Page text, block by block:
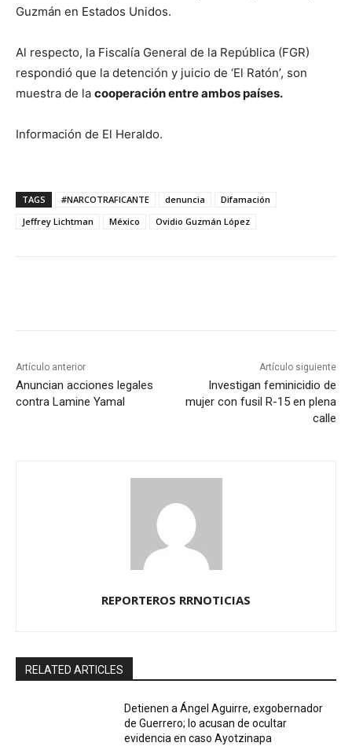
Guzmán en Estados Unidos.
Al respecto, la Fiscalía General de la República (FGR)
respondió que la detención y juicio de ‘El Ratón’, son
muestra de la cooperación entre ambos países.
Información de El Heraldo.
TAGS #NARCOTRAFICANTE denuncia
Difamación
Jeffrey Lichtman
México Ovidio Guzmán López
Artículo anterior
Anuncian acciones legales
contra Lamine Yamal
Artículo siguiente
Investigan feminicidio de
mujer con fusil R-15 en plena
calle
REPORTEROS RRNOTICIAS
RELATED ARTICLES
Detienen a Ángel Aguirre, exgobernador
de Guerrero; lo acusan de ocultar
evidencia en caso Ayotzinapa